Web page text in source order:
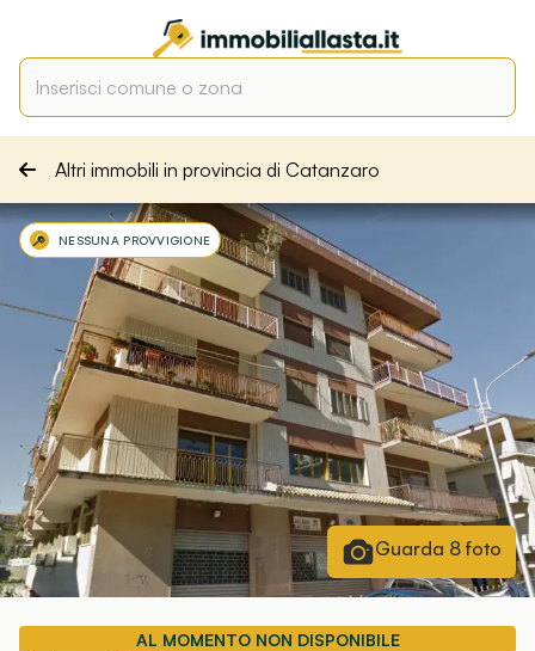
Altri immobili in provincia di Catanzaro
Guarda 8foto
NESSUNA PROVVIGIONE
AL MOMENTO NON DISPONIBILE